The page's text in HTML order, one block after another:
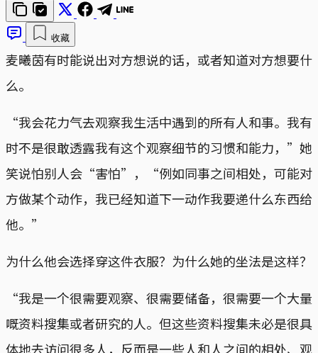
收藏
麦曦茵有时能说出对方想说的话，或者知道对方想要什
么。
“我会花力气去观察我生活中遇到的所有人和事。我有
时不是很敢透露我有这个观察细节的习惯和能力，”她
笑说怕别人会“害怕”，“例如同事之间相处，可能对
方做某个动作，我已经知道下一动作我要递什么东西给
他。”
为什么他会选择穿这件衣服？为什么她的坐法是这样？
“我是一个很需要观察、很需要储备，很需要一个大量
嘅资料搜集或者研究的人。但这些资料搜集未必是很具
体地去访问很多人，反而是一些人和人之间的相处、观